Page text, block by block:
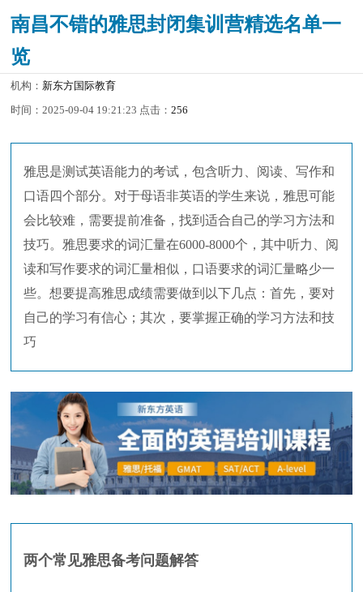
南昌不错的雅思封闭集训营精选名单一
览
机构： 新东方国际教育
时间：2025-09-04 19:21:23 点击：256
雅思是测试英语能力的考试，包含听力、阅读、写作和
口语四个部分。对于母语非英语的学生来说，雅思可能
会比较难，需要提前准备，找到适合自己的学习方法和
技巧。雅思要求的词汇量在6000-8000个，其中听力、阅
读和写作要求的词汇量相似，口语要求的词汇量略少一
些。想要提高雅思成绩需要做到以下几点：首先，要对
自己的学习有信心；其次，要掌握正确的学习方法和技
巧
两个常见雅思备考问题解答